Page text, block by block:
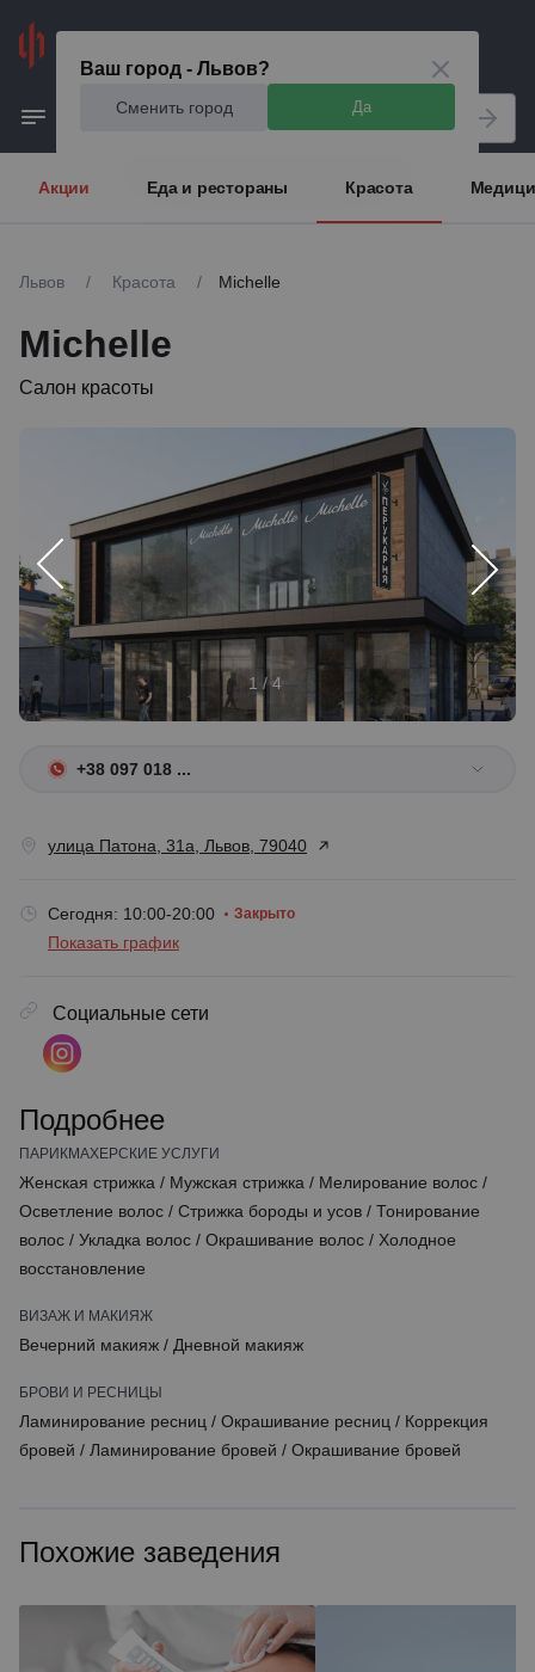
Ваш город - Львов?
Сменить город Да
Акции Еда и рестораны Красота
Львов / Красота / Michelle
Michelle
Салон красоты
1 / 4
+38 097 018 ...
улица Патона, 31а, Львов, 79040
Сегодня: 10:00-20:00 Закрыто
Показать график
Социальные сети
Подробнее
ПАРИКМАХЕРСКИЕ УСЛУГИ
Женская стрижка / Мужская стрижка / Мелирование волос /
Осветление волос / Стрижка бороды и усов / Тонирование
волос / Укладка волос / Окрашивание волос / Холодное
восстановление
ВИЗАЖ И МАКИЯЖ
Вечерний макияж / Дневной макияж
БРОВИ И РЕСНИЦЫ
Ламинирование ресниц / Окрашивание ресниц / Коррекция
бровей / Ламинирование бровей / Окрашивание бровей
Похожие заведения